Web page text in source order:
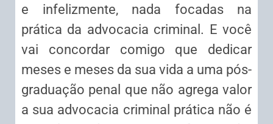
e infelizmente, nada focadas na
prática da advocacia criminal. E você
vai concordar comigo que dedicar
meses e meses da sua vida a uma pós-
graduação penal que não agrega valor
a sua advocacia criminal prática não é